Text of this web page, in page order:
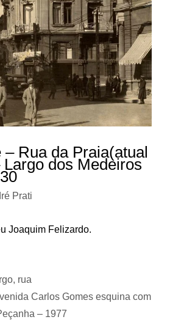
– Rua da Praia(atual
dos Medeiros
Prati
Joaquim Felizardo.
, rua
Carlos Gomes esquina com
– 1977